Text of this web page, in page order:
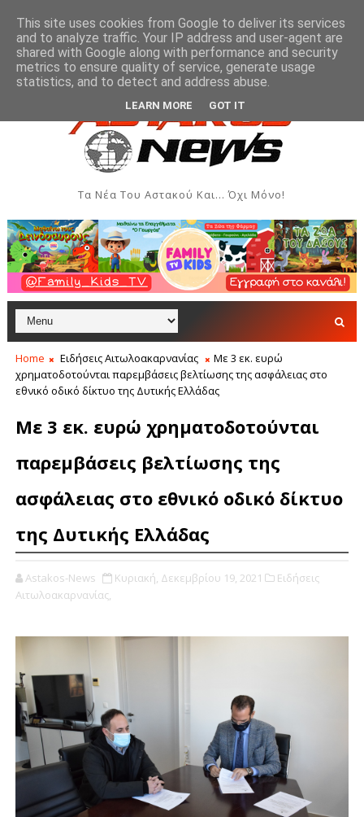
Εβδομάδας Ιονίου στον Αστακό ΠΟΛΙΤΙΣΜΌΣ Σήμερα η
Τα Νέα Του Αστακού Και... Όχι Μόνο!
Home Ειδήσεις Αιτωλοακαρνανίας
Με 3 εκ. ευρώ
χρηματοδοτούνται παρεμβάσεις βελτίωσης της ασφάλειας στο
εθνικό οδικό δίκτυο της Δυτικής Ελλάδας
Με 3 εκ. ευρώ χρηματοδοτούνται
παρεμβάσεις βελτίωσης της
ασφάλειας στο εθνικό οδικό δίκτυο
της Δυτικής Ελλάδας
Astakos-News Κυριακή, Δεκεμβρίου 19, 2021
Ειδήσεις
Αιτωλοακαρνανίας,
This site uses cookies from Google to deliver its services
and to analyze traffic. Your IP address and user-agent are
shared with Google along with performance and security
metrics to ensure quality of service, generate usage
statistics, and to detect and address abuse.
LEARN MORE GOT IT